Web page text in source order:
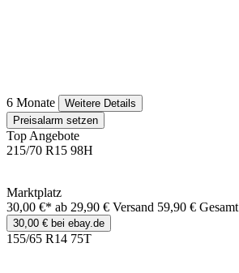
6 Monate
Weitere Details
Preisalarm setzen
Top Angebote
215/70 R15 98H
Marktplatz
30,00 €* ab 29,90 € Versand 59,90 € Gesamt
30,00 € bei ebay.de
155/65 R14 75T